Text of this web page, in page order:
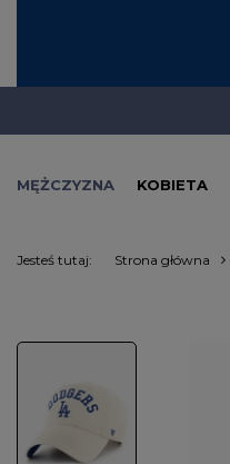
MĘŻCZYZNA KOBIETA
Jesteś tutaj: Strona główna